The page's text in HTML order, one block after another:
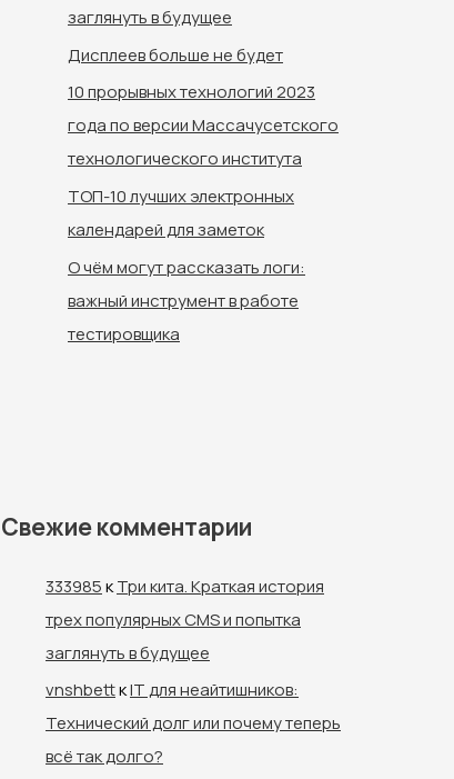
заглянуть в будущее
Дисплеев больше не будет
10 прорывных технологий 2023
года по версии Массачусетского
технологического института
ТОП-10 лучших электронных
календарей для заметок
О чём могут рассказать логи:
важный инструмент в работе
тестировщика
Свежие комментарии
333985кТри кита. Краткая история
трех популярных CMS и попытка
заглянуть в будущее
vnshbettкIT для неайтишников:
Технический долг или почему теперь
всё так долго?